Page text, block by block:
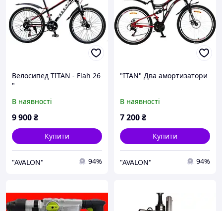
Велосипед TITAN - Flah 26
"
В наявності
9 900₴
Купити
"AVALON" 94%
"ITAN" Два амортизатори
В наявності
7 200₴
Купити
"AVALON" 94%